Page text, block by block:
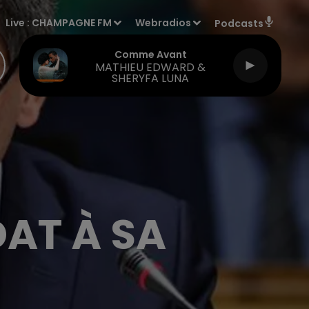
Live : CHAMPAGNE FM Webradios Podcasts
Comme Avant
MATHIEU EDWARD &
SHERYFA LUNA
À SA